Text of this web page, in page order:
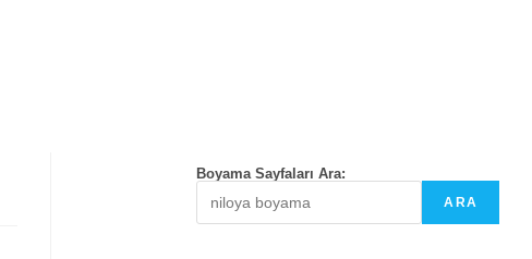
Boyama Sayfaları Ara:
ARA